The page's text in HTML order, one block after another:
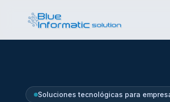
Soluciones tecnológicas para